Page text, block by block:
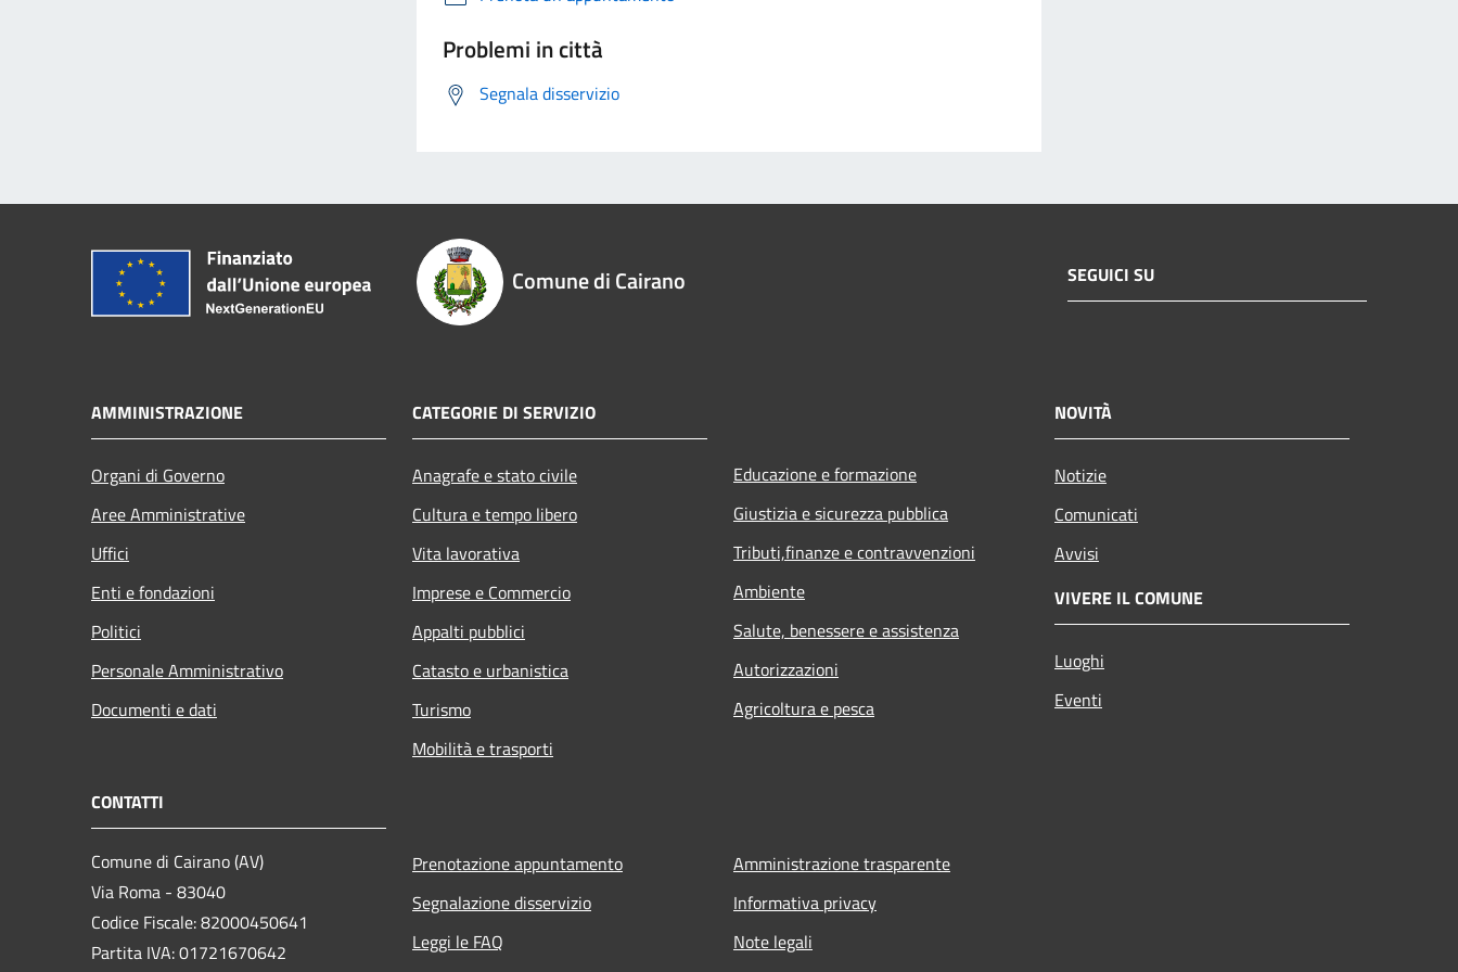
Problemi in città
Segnala disservizio
Comune di Cairano SEGUICI SU
AMMINISTRAZIONE
Organi di Governo
Aree Amministrative
Uffici
Enti e fondazioni
Politici
Personale Amministrativo
Documenti e dati
CATEGORIE DI SERVIZIO
Anagrafe e stato civile
Cultura e tempo libero
Vita lavorativa
Imprese e Commercio
Appalti pubblici
Catasto e urbanistica
Turismo
Mobilità e trasporti
Educazione e formazione
Giustizia e sicurezza pubblica
Tributi,finanze e contravvenzioni
Ambiente
Salute, benessere e assistenza
Autorizzazioni
Agricoltura e pesca
NOVITÀ
Notizie
Comunicati
Avvisi
VIVERE IL COMUNE
Luoghi
Eventi
CONTATTI
Comune di Cairano (AV)
Via Roma - 83040
Codice Fiscale: 82000450641
Partita IVA: 01721670642
Prenotazione appuntamento
Segnalazione disservizio
Leggi le FAQ
Amministrazione trasparente
Informativa privacy
Note legali